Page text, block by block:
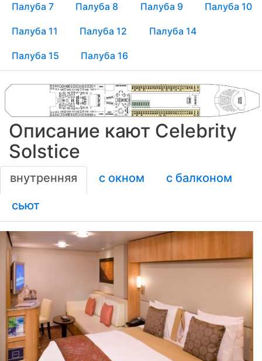
Палуба 7 Палуба 8 Палуба 9 Палуба 10
Палуба 11 Палуба 12 Палуба 14
Палуба 15 Палуба 16
Описание кают Celebrity
Solstice
внутренняя с окном
с балконом
сьют